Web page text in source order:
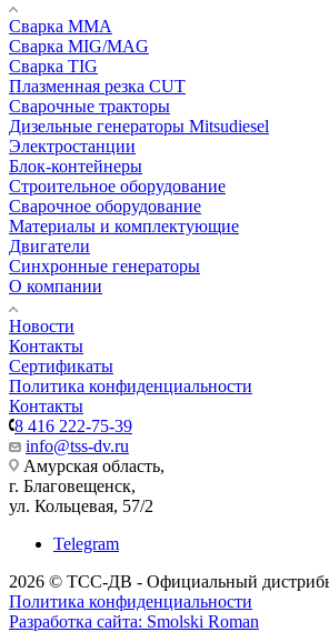
Сварка MMA
Сварка MIG/MAG
Сварка TIG
Плазменная резка CUT
Сварочные тракторы
Дизельные генераторы Mitsudiesel
Электростанции
Блок-контейнеры
Строительное оборудование
Сварочное оборудование
Материалы и комплектующие
Двигатели
Синхронные генераторы
О компании
Новости
Контакты
Сертификаты
Политика конфиденциальности
Контакты
8 416 222-75-39
info@tss-dv.ru
Амурская область,
г. Благовещенск,
ул. Кольцевая, 57/2
Telegram
2026 © ТСС-ДВ - Официальный
Политика конфиденциальности
Разработка сайта: Smolski Roman